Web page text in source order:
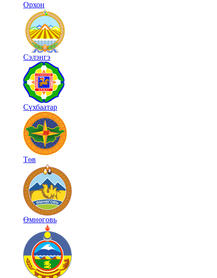
Орхон
Сэлэнгэ
Сүхбаатар
Төв
Өмнөговь